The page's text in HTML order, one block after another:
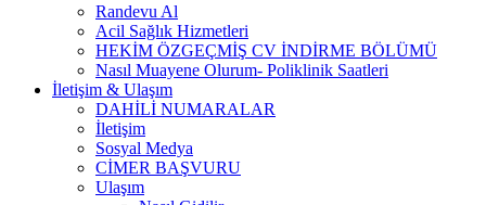
Randevu Al
Acil Sağlık Hizmetleri
HEKİM ÖZGEÇMİŞ CV İNDİRME BÖLÜMÜ
Nasıl Muayene Olurum- Poliklinik Saatleri
İletişim & Ulaşım
DAHİLİ NUMARALAR
İletişim
Sosyal Medya
CİMER BAŞVURU
Ulaşım